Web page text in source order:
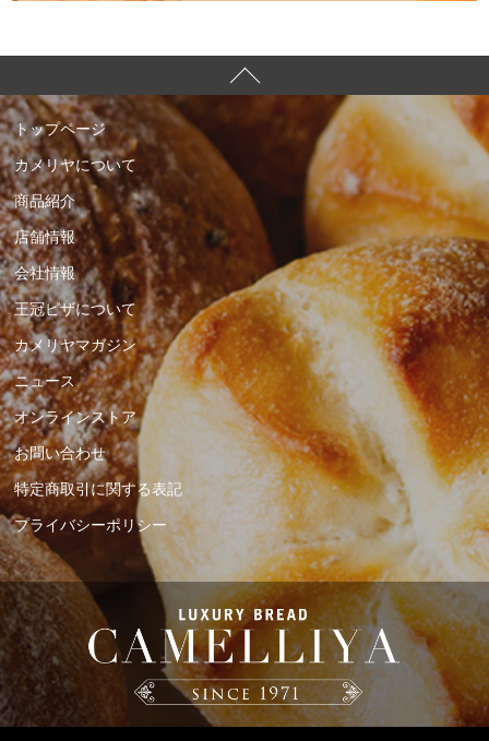
トップページ
カメリヤについて
商品紹介
店舗情報
会社情報
王冠ピザについて
カメリヤマガジン
ニュース
オンラインストア
お問い合わせ
特定商取引に関する表記
プライバシーポリシー